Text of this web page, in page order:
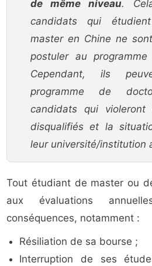
de même niveau.
candidats qui
master en Chine ne
postuler au
Cependant, ils
programme de
candidats qui
disqualifiés et la
leur université/institution
Tout étudiant de master ou
aux évaluations
conséquences, notamment :
Résiliation de sa bourse ;
Interruption de ses